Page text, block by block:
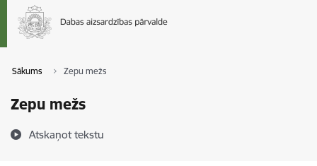
Sākums Zepu mežs
Zepu mežs
Atskaņot tekstu